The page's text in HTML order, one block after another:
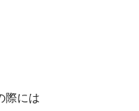
際には